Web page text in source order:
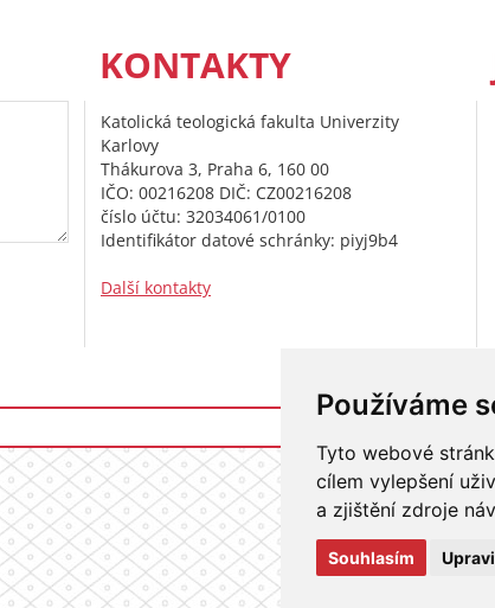
Používáme
Tyto webové
cílem vylepšení
a zjištění zdroje
Souhlasím
KONTAKTY
Katolická teologická fakulta Univerzity
Karlovy
Thákurova 3, Praha 6, 160 00
IČO: 00216208 DIČ: CZ00216208
číslo účtu: 32034061/0100
Identifikátor datové schránky: piyj9b4
Další kontakty